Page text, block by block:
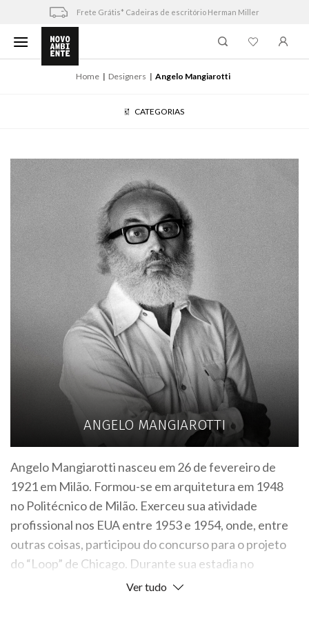
content
Frete Grátis* Cadeiras de escritório Herman Miller
Home Designers Angelo Mangiarotti
CATEGORIAS
ANGELO MANGIAROTTI
Angelo Mangiarotti nasceu em 26 de fevereiro de
1921 em Milão. Formou-se em arquitetura em 1948
no Politécnico de Milão. Exerceu sua atividade
profissional nos EUA entre 1953 e 1954, onde, entre
outras coisas, participou do concurso para o projeto
do “Loop” de Chicago. Durante sua estadia no
exterior, conheceu Frank Lloyd Wright, Walter
Ver tudo